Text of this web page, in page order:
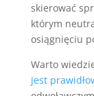
skierować
którym
osiągnięciu
Warto
jest